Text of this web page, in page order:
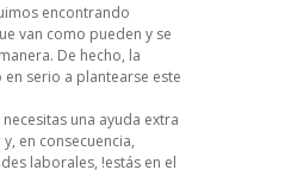
encontrando
van como pueden y se
De hecho, la
serio a plantearse este
necesitas una ayuda extra
en consecuencia,
laborales, !estás en el